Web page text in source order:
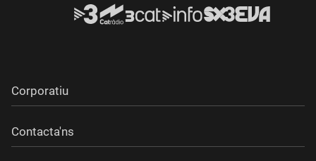
Corporatiu
Contacta'ns